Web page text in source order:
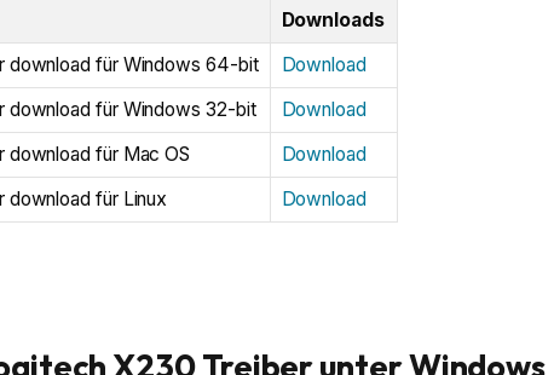
Downloads
download für Windows 64-bit
Download
download für Windows 32-bit
Download
download für Mac OS
Download
download für Linux
Download
X230 Treiber unter Windows